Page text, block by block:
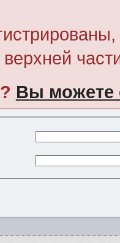
верхней
Вы можете